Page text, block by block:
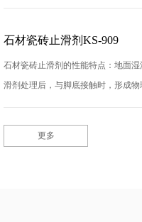
石材瓷砖止滑剂KS-909
石材瓷砖止滑剂的性能特点：地面
滑剂处理后，与脚底接触时，形成
更多